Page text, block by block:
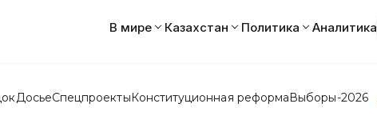
В мире Казахстан Политика Аналитика
ДосьеСпецпроектыКонституционная реформаВыборы-2026